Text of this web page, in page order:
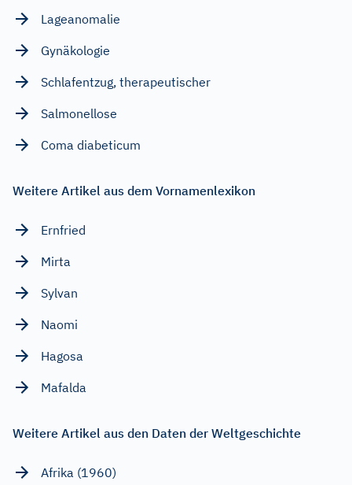
Lageanomalie
Gynäkologie
Schlafentzug, therapeutischer
Salmonellose
Coma diabeticum
Weitere Artikel aus dem Vornamenlexikon
Ernfried
Mirta
Sylvan
Naomi
Hagosa
Mafalda
Weitere Artikel aus den Daten der Weltgeschichte
Afrika (1960)